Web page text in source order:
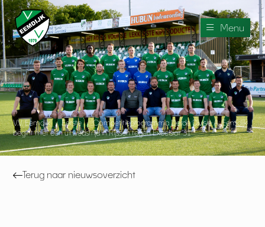
Menu
V.V. Eemdijk › Eerste › Competitieprogramma Derde Divisie A; Eemdijk
begint met een uitwedstrijd in Rijssen tegen Excelsior’31
Terug naar nieuwsoverzicht